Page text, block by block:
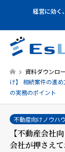
経営に効く
資料ダウンロ
け】 相続案件の進
の実務のポイント
不動産向けノウハ
【不動産会社
会社が押さえ